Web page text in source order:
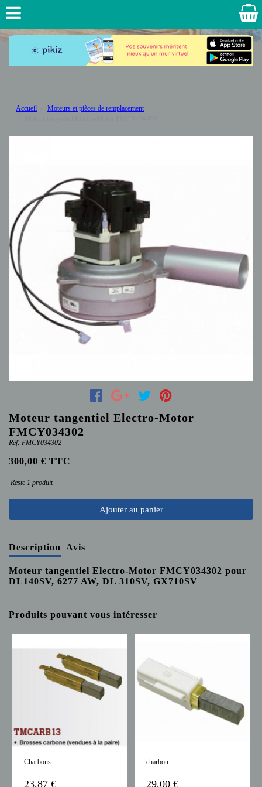
Accueil
Moteurs et pièces de remplacement
Moteur tangentiel Electro-Motor
FMCY034302
Réf: FMCY034302
300,00 € TTC
Reste 1 produit
Ajouter au panier
Description Avis
Moteur tangentiel Electro-Motor FMCY034302 pour
DL140SV, 6277 AW, DL 310SV, GX710SV
Produits pouvant vous intéresser
Charbons
23,87 €
charbon
29,00 €